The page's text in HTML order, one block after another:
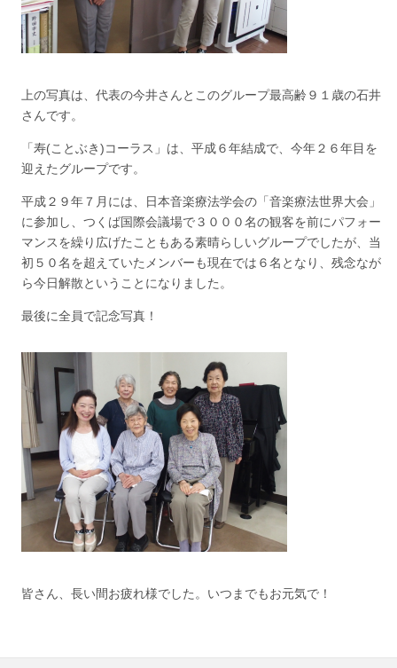
上の写真は、代表の今井さんとこのグループ最高齢９１歳の石井
さんです。
「寿(ことぶき)コーラス」は、平成６年結成で、今年２６年目を
迎えたグループです。
平成２９年７月には、日本音楽療法学会の「音楽療法世界大会」
に参加し、つくば国際会議場で３０００名の観客を前にパフォー
マンスを繰り広げたこともある素晴らしいグループでしたが、当
初５０名を超えていたメンバーも現在では６名となり、残念なが
ら今日解散ということになりました。
最後に全員で記念写真！
皆さん、長い間お疲れ様でした。いつまでもお元気で！